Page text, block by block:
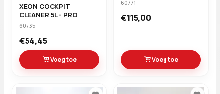
XEON COCKPIT
CLEANER 5L - PRO
60735
€54,45
Voeg toe
60771
€115,00
Voeg toe